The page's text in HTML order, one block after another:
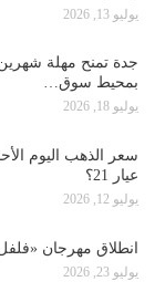
يوليو 13, 2026
جدة تمنح مهلة شهرين
بمحيط سوق…
يوليو 18, 2026
سعر الذهب اليوم
عيار 21؟
يوليو 12, 2026
انطلاق مهرجان
يوليو 23, 2026